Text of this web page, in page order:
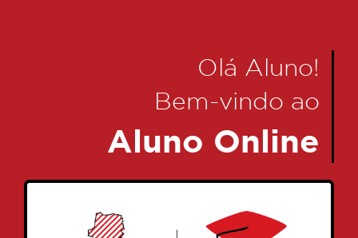
Olá Aluno!
Bem-vindo ao
Aluno Online